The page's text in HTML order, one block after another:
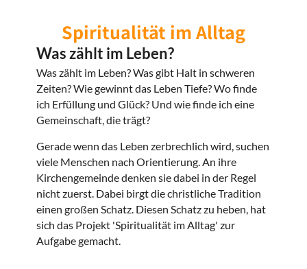
Spiritualität im Alltag
Was zählt im Leben?
Was zählt im Leben? Was gibt Halt in schweren
Zeiten? Wie gewinnt das Leben Tiefe? Wo finde
ich Erfüllung und Glück? Und wie finde ich eine
Gemeinschaft, die trägt?
Gerade wenn das Leben zerbrechlich wird, suchen
viele Menschen nach Orientierung. An ihre
Kirchengemeinde denken sie dabei in der Regel
nicht zuerst. Dabei birgt die christliche Tradition
einen großen Schatz. Diesen Schatz zu heben, hat
sich das Projekt 'Spiritualität im Alltag' zur
Aufgabe gemacht.